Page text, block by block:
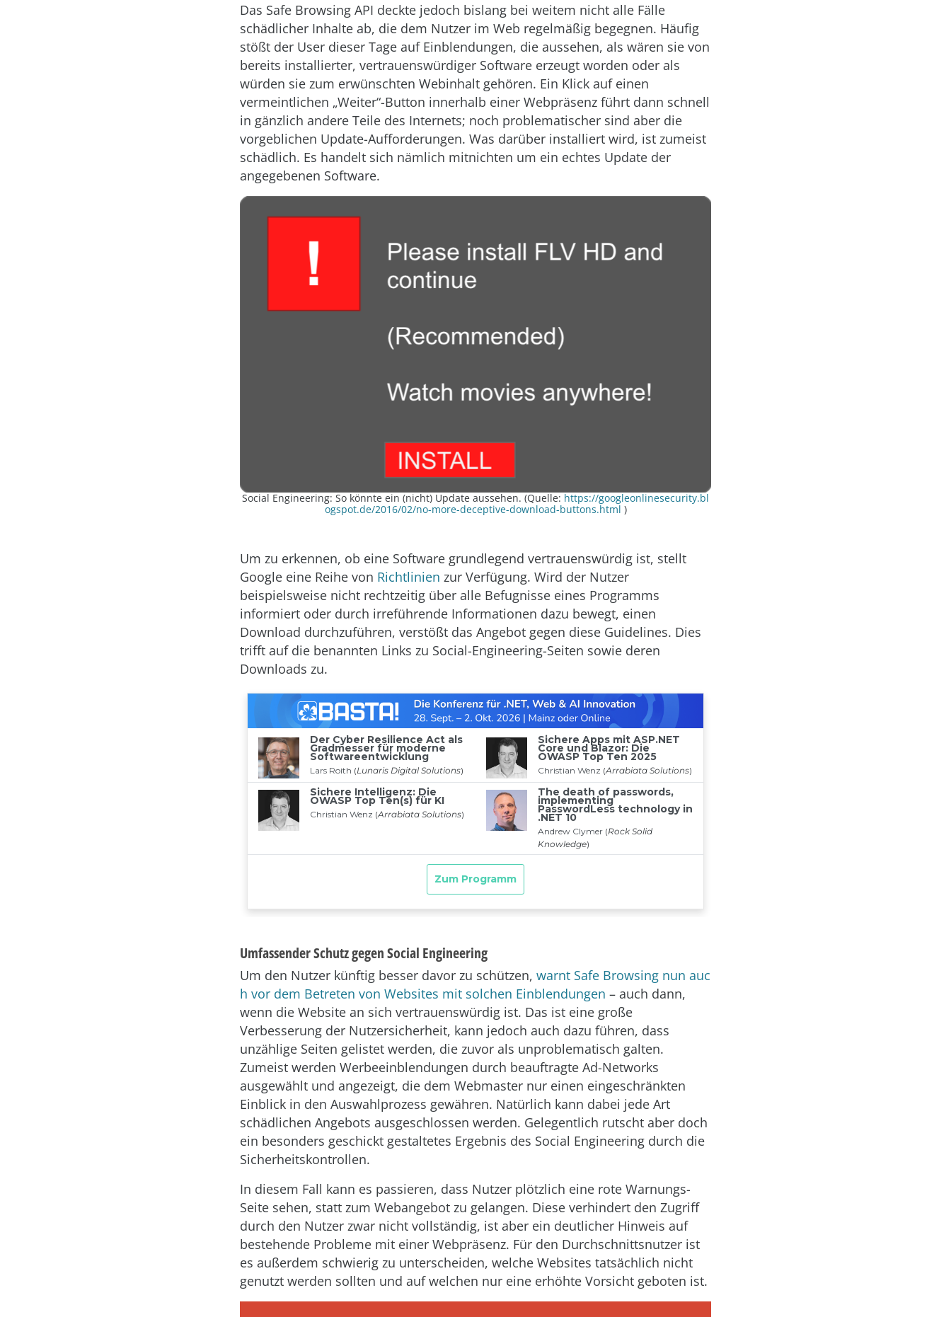
Das Safe Browsing API deckte jedoch bislang bei weitem nicht alle Fälle
schädlicher Inhalte ab, die dem Nutzer im Web regelmäßig begegnen. Häufig
stößt der User dieser Tage auf Einblendungen, die aussehen, als wären sie von
bereits installierter, vertrauenswürdiger Software erzeugt worden oder als
würden sie zum erwünschten Webinhalt gehören. Ein Klick auf einen
vermeintlichen „Weiter“-Button innerhalb einer Webpräsenz führt dann schnell
in gänzlich andere Teile des Internets; noch problematischer sind aber die
vorgeblichen Update-Aufforderungen. Was darüber installiert wird, ist zumeist
schädlich. Es handelt sich nämlich mitnichten um ein echtes Update der
angegebenen Software.
Social Engineering: So könnte ein (nicht) Update aussehen. (Quelle: https://googleonlinesecurity.bl
ogspot.de/2016/02/no-more-deceptive-download-buttons.html )
Um zu erkennen, ob eine Software grundlegend vertrauenswürdig ist, stellt
Google eine Reihe von Richtlinien zur Verfügung. Wird der Nutzer
beispielsweise nicht rechtzeitig über alle Befugnisse eines Programms
informiert oder durch irreführende Informationen dazu bewegt, einen
Download durchzuführen, verstößt das Angebot gegen diese Guidelines. Dies
trifft auf die benannten Links zu Social-Engineering-Seiten sowie deren
Downloads zu.
Umfassender Schutz gegen Social Engineering
Um den Nutzer künftig besser davor zu schützen, warnt Safe Browsing nun auc
h vor dem Betreten von Websites mit solchen Einblendungen – auch dann,
wenn die Website an sich vertrauenswürdig ist. Das ist eine große
Verbesserung der Nutzersicherheit, kann jedoch auch dazu führen, dass
unzählige Seiten gelistet werden, die zuvor als unproblematisch galten.
Zumeist werden Werbeeinblendungen durch beauftragte Ad-Networks
ausgewählt und angezeigt, die dem Webmaster nur einen eingeschränkten
Einblick in den Auswahlprozess gewähren. Natürlich kann dabei jede Art
schädlichen Angebots ausgeschlossen werden. Gelegentlich rutscht aber doch
ein besonders geschickt gestaltetes Ergebnis des Social Engineering durch die
Sicherheitskontrollen.
In diesem Fall kann es passieren, dass Nutzer plötzlich eine rote Warnungs-
Seite sehen, statt zum Webangebot zu gelangen. Diese verhindert den Zugriff
durch den Nutzer zwar nicht vollständig, ist aber ein deutlicher Hinweis auf
bestehende Probleme mit einer Webpräsenz. Für den Durchschnittsnutzer ist
es außerdem schwierig zu unterscheiden, welche Websites tatsächlich nicht
genutzt werden sollten und auf welchen nur eine erhöhte Vorsicht geboten ist.